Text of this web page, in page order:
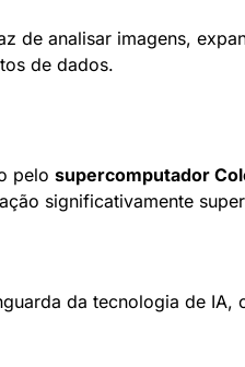
de analisar imagens,
de dados.
pelo supercomputador
significativamente
da tecnologia de IA,